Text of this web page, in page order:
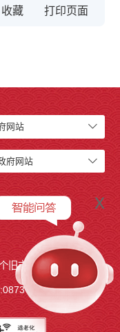
收藏
网站
府网站
旧市人民政府办公室
－2123215
x